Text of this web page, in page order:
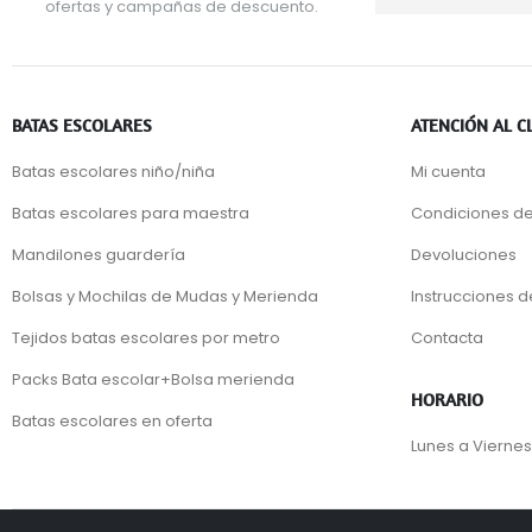
ofertas y campañas de descuento.
BATAS ESCOLARES
Batas escolares niño/niña
Batas escolares para maestra
Mandilones guardería
Bolsas y Mochilas de Mudas y Merienda
Tejidos batas escolares por metro
Packs Bata escolar+Bolsa merienda
Batas escolares en oferta
ATENCIÓN AL
Mi cuenta
Condiciones
Devoluciones
Instrucciones
Contacta
HORARIO
Lunes a